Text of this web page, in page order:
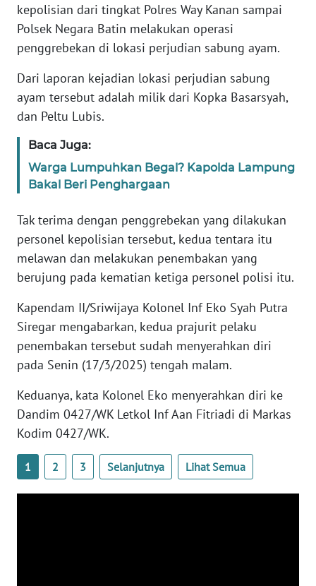
kepolisian dari tingkat Polres Way Kanan sampai
Polsek Negara Batin melakukan operasi
penggrebekan di lokasi perjudian sabung ayam.
Dari laporan kejadian lokasi perjudian sabung
ayam tersebut adalah milik dari Kopka Basarsyah,
dan Peltu Lubis.
Baca Juga:
Warga Lumpuhkan Begal? Kapolda Lampung
Bakal Beri Penghargaan
Tak terima dengan penggrebekan yang dilakukan
personel kepolisian tersebut, kedua tentara itu
melawan dan melakukan penembakan yang
berujung pada kematian ketiga personel polisi itu.
Kapendam II/Sriwijaya Kolonel Inf Eko Syah Putra
Siregar mengabarkan, kedua prajurit pelaku
penembakan tersebut sudah menyerahkan diri
pada Senin (17/3/2025) tengah malam.
Keduanya, kata Kolonel Eko menyerahkan diri ke
Dandim 0427/WK Letkol Inf Aan Fitriadi di Markas
Kodim 0427/WK.
1 2 3 Selanjutnya Lihat Semua
DISCLAIMER
News
WN
SUMUT
WN
JAKARTA
WN
JABAR
WN
WN
NTT
KEPRI
WN
PAPUA